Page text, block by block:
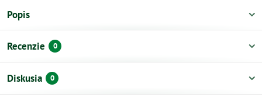
Popis
Recenzie 0
Diskusia 0